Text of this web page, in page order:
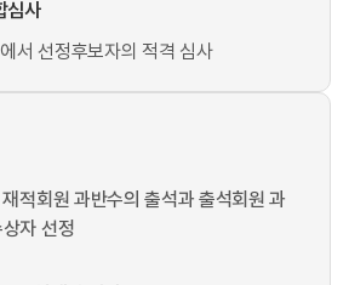
심사
에서 선정후보자의 적격 심사
재적회원 과반수의 출석과 출석회원 과
자 선정